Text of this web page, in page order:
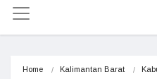
Home Kalimantan Barat